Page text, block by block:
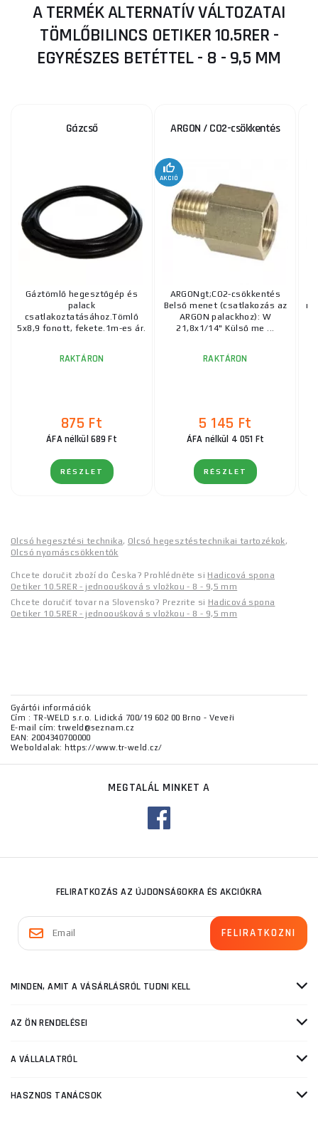
A TERMÉK ALTERNATÍV VÁLTOZATAI
TÖMLŐBILINCS OETIKER 10.5RER -
EGYRÉSZES BETÉTTEL - 8 - 9,5 MM
Gázcső
Gáztömlő hegesztőgép és
palack
csatlakoztatásához.Tömlő
5x8,9 fonott, fekete.1m-es ár.
RAKTÁRON
875 Ft
ÁFA nélkül 689 Ft
RÉSZLET
ARGON / CO2-csökkentés
AKCIÓ
ARGONgt;CO2-csökkentés
Belső menet (csatlakozás az
ARGON palackhoz): W
21,8x1/14" Külső me ...
RAKTÁRON
5 145 Ft
ÁFA nélkül 4 051 Ft
RÉSZLET
Olcsó hegesztési technika, Olcsó hegesztéstechnikai tartozékok,
Olcsó nyomáscsökkentők
Chcete doručit zboží do Česka? Prohlédněte si Hadicová spona
Oetiker 10.5RER - jednooušková s vložkou - 8 - 9,5 mm
Chcete doručiť tovar na Slovensko? Prezrite si Hadicová spona
Oetiker 10.5RER - jednooušková s vložkou - 8 - 9,5 mm
Gyártói információk
Cím : TR-WELD s.r.o. Lidická 700/19 602 00 Brno - Veveři
E-mail cím: trweld@seznam.cz
EAN: 2004340700000
Weboldalak: https://www.tr-weld.cz/
MEGTALÁL MINKET A
FELIRATKOZÁS AZ ÚJDONSÁGOKRA ÉS AKCIÓKRA
MINDEN, AMIT A VÁSÁRLÁSRÓL TUDNI KELL
AZ ÖN RENDELÉSEI
A VÁLLALATRÓL
HASZNOS TANÁCSOK